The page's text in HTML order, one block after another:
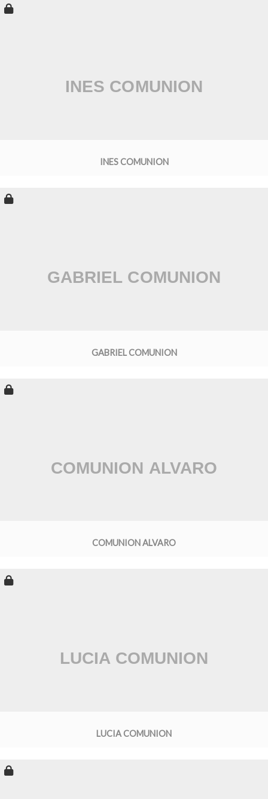
INES COMUNION
GABRIEL COMUNION
COMUNION ALVARO
LUCIA COMUNION